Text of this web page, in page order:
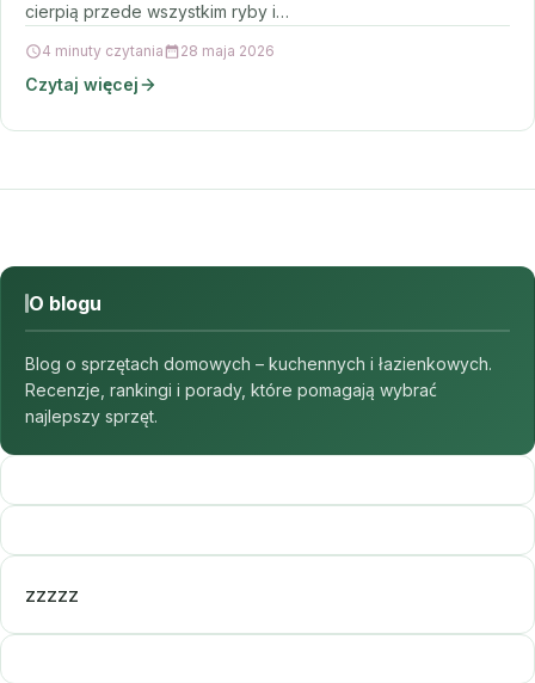
cierpią przede wszystkim ryby i…
4 minuty czytania 28 maja 2026
Czytaj więcej
O blogu
Blog o sprzętach domowych – kuchennych i łazienkowych.
Recenzje, rankingi i porady, które pomagają wybrać
najlepszy sprzęt.
zzzzz